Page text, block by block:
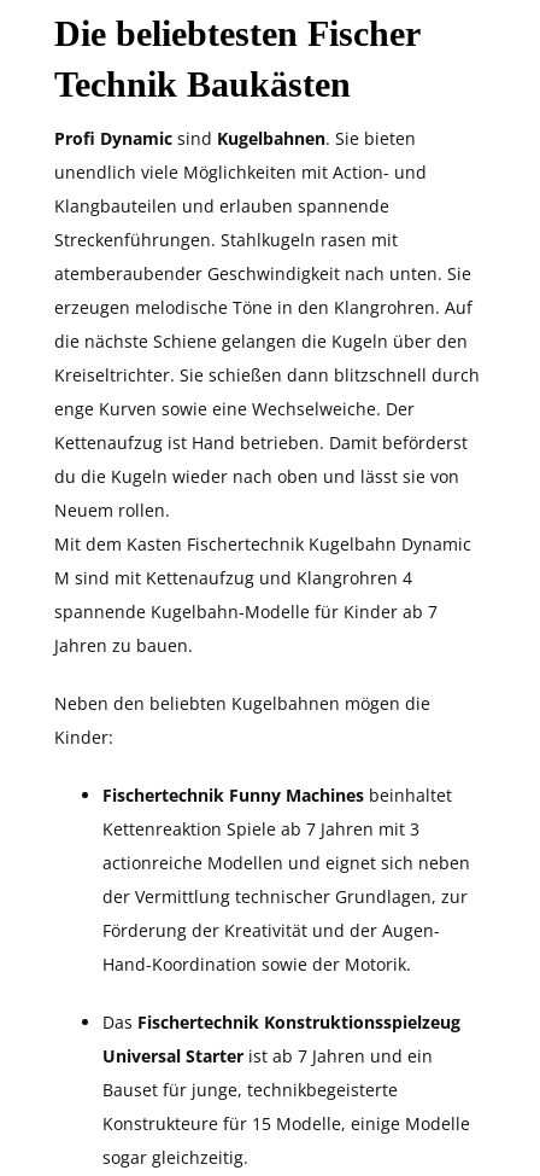
Die beliebtesten Fischer
Technik Baukästen
Profi Dynamic sind Kugelbahnen. Sie bieten
unendlich viele Möglichkeiten mit Action- und
Klangbauteilen und erlauben spannende
Streckenführungen. Stahlkugeln rasen mit
atemberaubender Geschwindigkeit nach unten. Sie
erzeugen melodische Töne in den Klangrohren. Auf
die nächste Schiene gelangen die Kugeln über den
Kreiseltrichter. Sie schießen dann blitzschnell durch
enge Kurven sowie eine Wechselweiche. Der
Kettenaufzug ist Hand betrieben. Damit beförderst
du die Kugeln wieder nach oben und lässt sie von
Neuem rollen.
Mit dem Kasten Fischertechnik Kugelbahn Dynamic
M sind mit Kettenaufzug und Klangrohren 4
spannende Kugelbahn-Modelle für Kinder ab 7
Jahren zu bauen.
Neben den beliebten Kugelbahnen mögen die
Kinder:
Fischertechnik Funny Machines beinhaltet
Kettenreaktion Spiele ab 7 Jahren mit 3
actionreiche Modellen und eignet sich neben
der Vermittlung technischer Grundlagen, zur
Förderung der Kreativität und der Augen-
Hand-Koordination sowie der Motorik.
Das Fischertechnik Konstruktionsspielzeug
Universal Starter ist ab 7 Jahren und ein
Bauset für junge, technikbegeisterte
Konstrukteure für 15 Modelle, einige Modelle
sogar gleichzeitig.